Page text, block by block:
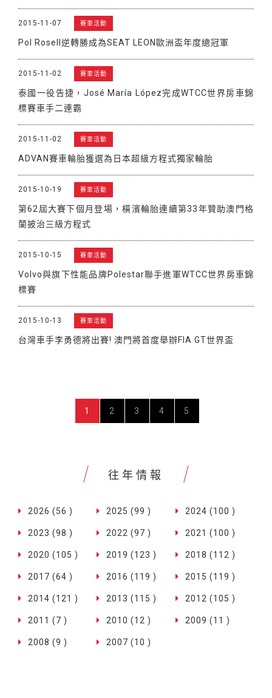
2015-11-07 賽車活動
Pol Rosell逆轉勝成為SEAT LEON歐洲盃年度總冠軍
2015-11-02 賽車活動
泰國一役告捷，José María López完成WTCC世界房車錦
標賽車手二連霸
2015-11-02 賽車活動
ADVAN賽車輪胎獲選為日本超級方程式獨家輪胎
2015-10-19 賽車活動
第62屆大賽下個月登場，橫濱輪胎連續第33年贊助澳門格
蘭披治三級方程式
2015-10-15 賽車活動
Volvo與旗下性能品牌Polestar聯手進軍WTCC世界房車錦
標賽
2015-10-13 賽車活動
台灣車手李勇德將出賽! 澳門將首度舉辦FIA GT世界盃
1 2 3 4 5
往年情報
2026 (56 ) 2025 (99 ) 2024 (100 )
2023 (98 ) 2022 (97 ) 2021 (100 )
2020 (105 ) 2019 (123 ) 2018 (112 )
2017 (64 ) 2016 (119 ) 2015 (119 )
2014 (121 ) 2013 (115 ) 2012 (105 )
2011 (7 ) 2010 (12 ) 2009 (11 )
2008 (9 ) 2007 (10 )